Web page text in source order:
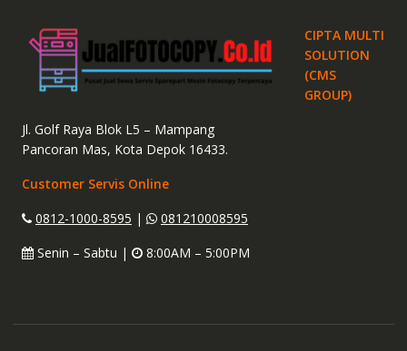
CIPTA MULTI
SOLUTION
(CMS
GROUP)
Jl. Golf Raya Blok L5 – Mampang
Pancoran Mas, Kota Depok 16433.
Customer Servis Online
0812-1000-8595 |
081210008595
Senin – Sabtu |
8:00AM – 5:00PM